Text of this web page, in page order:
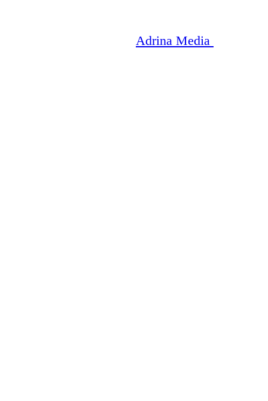
Adrina Media